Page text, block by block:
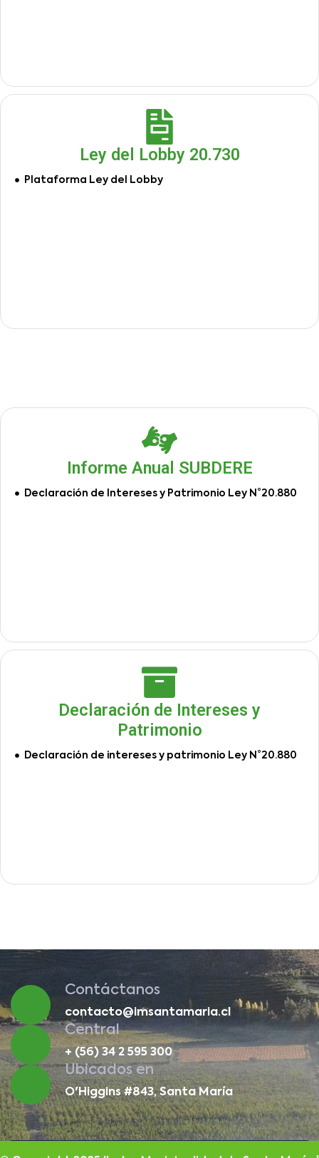
Ley del Lobby 20.730
Plataforma Ley del Lobby
Informe Anual SUBDERE
Declaración de Intereses y Patrimonio Ley N°20.880
Declaración de Intereses y
Patrimonio
Declaración de intereses y patrimonio Ley N°20.880
Contáctanos
contacto@imsantamaria.cl
Central
+ (56) 34 2 595 300
Ubicados en
O'Higgins #843, Santa María